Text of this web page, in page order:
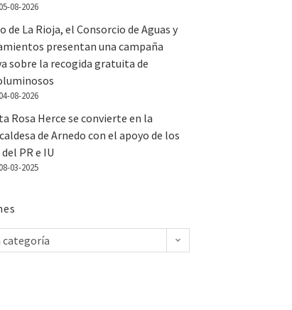
08-2026
de La Rioja, el Consorcio de Aguas y
presentan una campaña
sobre la recogida gratuita de
08-2026
Rosa Herce se convierte en la
de Arnedo con el apoyo de los
PR e IU
03-2025
categoría